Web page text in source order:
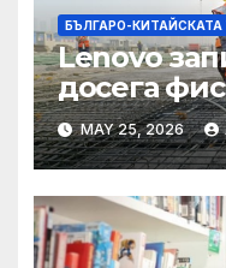
БЪЛГАРО-
Lenovo
досега
MAY 25, 2026